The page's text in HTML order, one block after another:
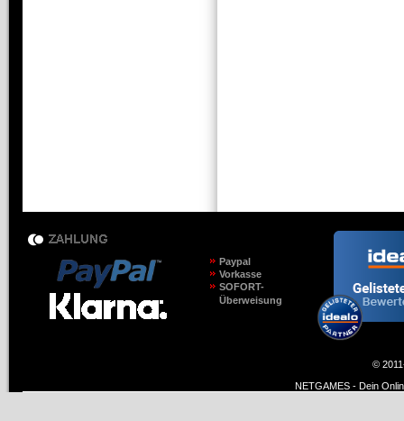
Paypal
Vorkasse
SOFORT-
Überweisung
©
NETGAMES - Dein